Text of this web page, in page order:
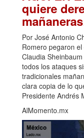
quiere
mañaneras
Por José Antonio
Romero pegaron
Claudia
todos los ataques
tradicionales
clara copia de lo
Presidente Andrés
AlMomento.mx